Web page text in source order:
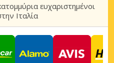
ευχαριστημένοι
Ιταλία